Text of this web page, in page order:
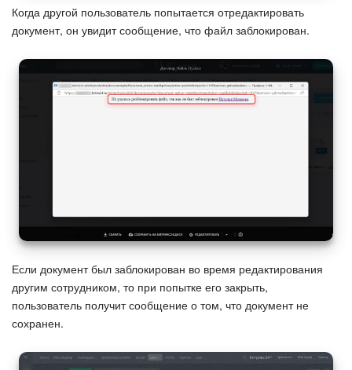
Когда другой пользователь попытается отредактировать
документ, он увидит сообщение, что файл заблокирован.
Если документ был заблокирован во время редактирования
другим сотрудником, то при попытке его закрыть,
пользователь получит сообщение о том, что документ не
сохранен.